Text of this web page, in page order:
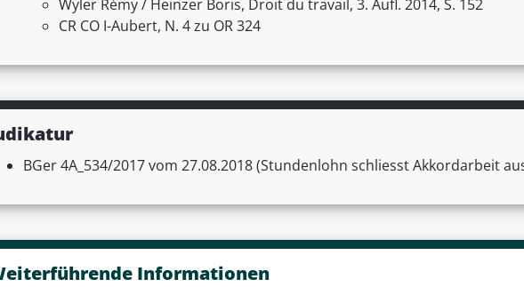
Wyler Rémy / Heinzer Boris, Droit du travail, 3. Aufl. 2014, S. 152
CR CO I-Aubert, N. 4 zu OR 324
BGer 4A_534/2017 vom 27.08.2018 (Stundenlohn schliesst Akkordarbeit
Informationen